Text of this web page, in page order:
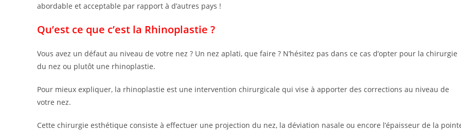
abordable et acceptable par rapport à d’autres pays !
Qu’est ce que c’est la Rhinoplastie ?
Vous avez un défaut au niveau de votre nez ? Un nez aplati, que faire ? N’hésitez pas dans ce cas d’opter pour la chirurgie
du nez ou plutôt une rhinoplastie.
Pour mieux expliquer, la rhinoplastie est une intervention chirurgicale qui vise à apporter des corrections au niveau de
votre nez.
Cette chirurgie esthétique consiste à effectuer une projection du nez, la déviation nasale ou encore l’épaisseur de la